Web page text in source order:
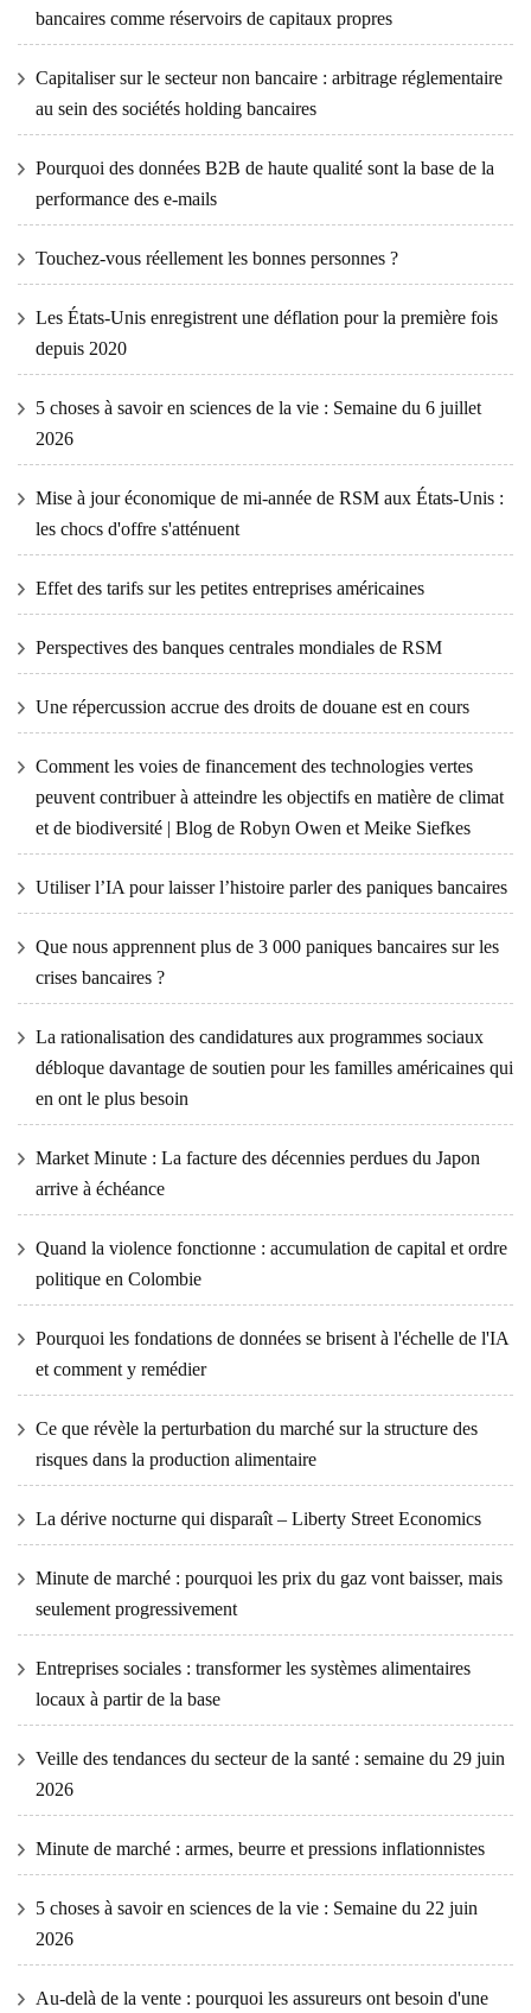
bancaires comme réservoirs de capitaux propres
Capitaliser sur le secteur non bancaire : arbitrage réglementaire
au sein des sociétés holding bancaires
Pourquoi des données B2B de haute qualité sont la base de la
performance des e-mails
Touchez-vous réellement les bonnes personnes ?
Les États-Unis enregistrent une déflation pour la première fois
depuis 2020
5 choses à savoir en sciences de la vie : Semaine du 6 juillet
2026
Mise à jour économique de mi-année de RSM aux États-Unis :
les chocs d'offre s'atténuent
Effet des tarifs sur les petites entreprises américaines
Perspectives des banques centrales mondiales de RSM
Une répercussion accrue des droits de douane est en cours
Comment les voies de financement des technologies vertes
peuvent contribuer à atteindre les objectifs en matière de climat
et de biodiversité | Blog de Robyn Owen et Meike Siefkes
Utiliser l’IA pour laisser l’histoire parler des paniques bancaires
Que nous apprennent plus de 3 000 paniques bancaires sur les
crises bancaires ?
La rationalisation des candidatures aux programmes sociaux
débloque davantage de soutien pour les familles américaines qui
en ont le plus besoin
Market Minute : La facture des décennies perdues du Japon
arrive à échéance
Quand la violence fonctionne : accumulation de capital et ordre
politique en Colombie
Pourquoi les fondations de données se brisent à l'échelle de l'IA
et comment y remédier
Ce que révèle la perturbation du marché sur la structure des
risques dans la production alimentaire
La dérive nocturne qui disparaît – Liberty Street Economics
Minute de marché : pourquoi les prix du gaz vont baisser, mais
seulement progressivement
Entreprises sociales : transformer les systèmes alimentaires
locaux à partir de la base
Veille des tendances du secteur de la santé : semaine du 29 juin
2026
Minute de marché : armes, beurre et pressions inflationnistes
5 choses à savoir en sciences de la vie : Semaine du 22 juin
2026
Au-delà de la vente : pourquoi les assureurs ont besoin d'une